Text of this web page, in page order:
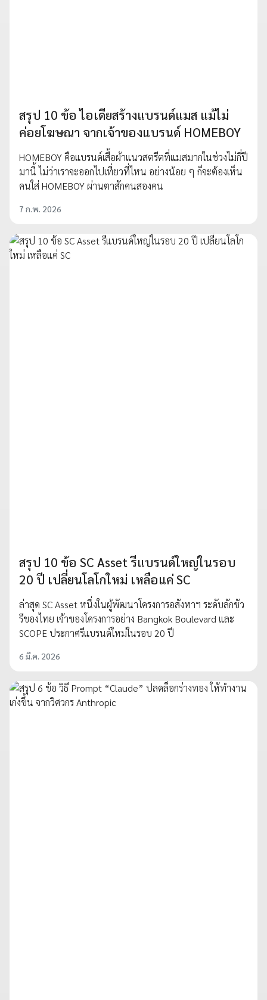
สรุป 10 ข้อ ไอเดียสร้างแบรนด์แมส แม้ไม่
ค่อยโฆษณา จากเจ้าของแบรนด์ HOMEBOY
HOMEBOY คือแบรนด์เสื้อผ้าแนวสตรีตที่แมสมากในช่วงไม่กี่ปี
มานี้ ไม่ว่าเราจะออกไปเที่ยวที่ไหน อย่างน้อย ๆ ก็จะต้องเห็น
คนใส่ HOMEBOY ผ่านตาสักคนสองคน
7 ก.พ. 2026
สรุป 10 ข้อ SC Asset รีแบรนด์ใหญ่ในรอบ
20 ปี เปลี่ยนโลโกใหม่ เหลือแค่ SC
ล่าสุด SC Asset หนึ่งในผู้พัฒนาโครงการอสังหาฯ ระดับลักชัว
รีของไทย เจ้าของโครงการอย่าง Bangkok Boulevard และ
SCOPE ประกาศรีแบรนด์ใหม่ในรอบ 20 ปี
6 มี.ค. 2026